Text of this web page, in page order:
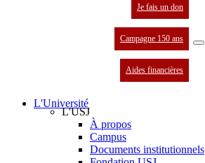
Je fais un don
Campagne 150 ans
Aides financières
L'Université
L'USJ
À propos
Campus
Documents institutionnels